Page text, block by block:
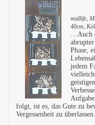
midlife,
40cm,
…Auch
Phase,
jedem
folgt, ist es, das Gute zu
Vergessenheit zu überlassen.